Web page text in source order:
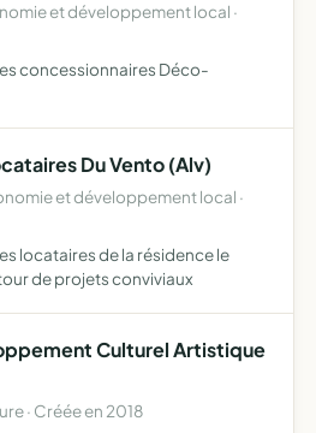
et développement local ·
concessionnaires Déco-
Du Vento (Alv)
et développement local ·
locataires de la résidence le
de projets conviviaux
Culturel Artistique
· Créée en 2018